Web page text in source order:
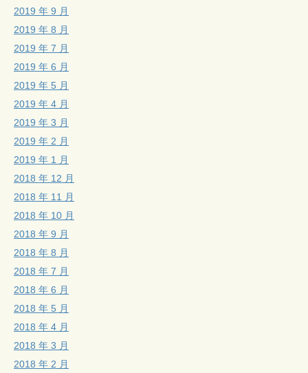
2019 年 9 月
2019 年 8 月
2019 年 7 月
2019 年 6 月
2019 年 5 月
2019 年 4 月
2019 年 3 月
2019 年 2 月
2019 年 1 月
2018 年 12 月
2018 年 11 月
2018 年 10 月
2018 年 9 月
2018 年 8 月
2018 年 7 月
2018 年 6 月
2018 年 5 月
2018 年 4 月
2018 年 3 月
2018 年 2 月